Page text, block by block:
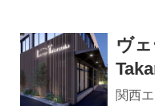
ヴ
力
関西